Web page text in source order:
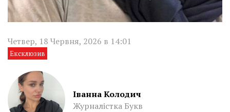
Четвер, 18 Червня, 2026 в 14:01
Ексклюзив
Іванна Колодич
Журналістка Букв